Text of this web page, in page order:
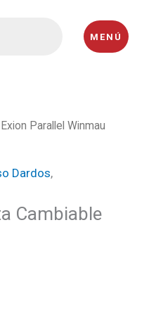
MENÚ
Parallel Winmau
Dardos,
Cambiable